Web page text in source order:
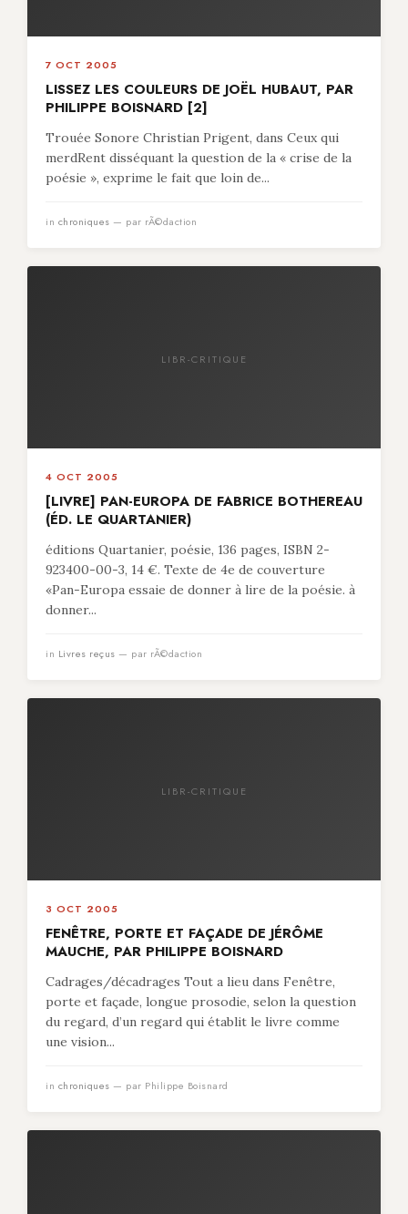
7 OCT 2005
LISSEZ LES COULEURS DE JOËL HUBAUT, PAR
PHILIPPE BOISNARD [2]
Trouée Sonore Christian Prigent, dans Ceux qui
merdRent disséquant la question de la « crise de la
poésie », exprime le fait que loin de...
in chroniques — par rÃ©daction
LIBR-CRITIQUE
4 OCT 2005
[LIVRE] PAN-EUROPA DE FABRICE BOTHEREAU
(ÉD. LE QUARTANIER)
éditions Quartanier, poésie, 136 pages, ISBN 2-
923400-00-3, 14 €. Texte de 4e de couverture
«Pan-Europa essaie de donner à lire de la poésie. à
donner...
in Livres reçus — par rÃ©daction
LIBR-CRITIQUE
3 OCT 2005
FENÊTRE, PORTE ET FAÇADE DE JÉRÔME
MAUCHE, PAR PHILIPPE BOISNARD
Cadrages/décadrages Tout a lieu dans Fenêtre,
porte et façade, longue prosodie, selon la question
du regard, d’un regard qui établit le livre comme
une vision...
in chroniques — par Philippe Boisnard